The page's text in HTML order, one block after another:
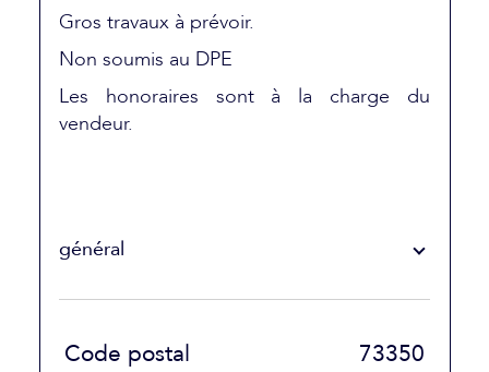
Gros travaux à prévoir.
Non soumis au DPE
Les honoraires sont à la charge du
vendeur.
général
TRAD_SIROCCO_Caracteristique Valeurs
Code postal 73350